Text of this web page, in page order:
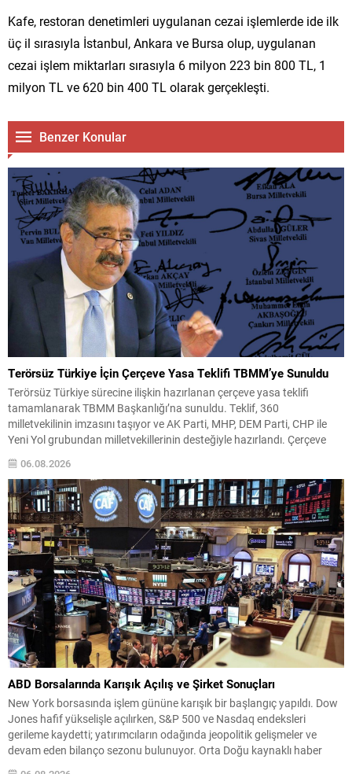
Kafe, restoran denetimleri uygulanan cezai işlemlerde ide ilk
üç il sırasıyla İstanbul, Ankara ve Bursa olup, uygulanan
cezai işlem miktarları sırasıyla 6 milyon 223 bin 800 TL, 1
milyon TL ve 620 bin 400 TL olarak gerçekleşti.
Benzer Konular
Terörsüz Türkiye İçin Çerçeve Yasa Teklifi TBMM’ye Sunuldu
Terörsüz Türkiye sürecine ilişkin hazırlanan çerçeve yasa teklifi
tamamlanarak TBMM Başkanlığı’na sunuldu. Teklif, 360
milletvekilinin imzasını taşıyor ve AK Parti, MHP, DEM Parti, CHP ile
Yeni Yol grubundan milletvekillerinin desteğiyle hazırlandı. Çerçeve
Genel Kurul gündemine alınması bekleniyor. Teklifin TBMM’de ele
alınmasıyla süreçte...
06.08.2026
ABD Borsalarında Karışık Açılış ve Şirket Sonuçları
New York borsasında işlem gününe karışık bir başlangıç yapıldı. Dow
Jones hafif yükselişle açılırken, S&P 500 ve Nasdaq endeksleri
gerileme kaydetti; yatırımcıların odağında jeopolitik gelişmeler ve
devam eden bilanço sezonu bulunuyor. Orta Doğu kaynaklı haber
akışı ve ABD ile İran arasındaki olası müzakere ihtimalleri piyasalarda